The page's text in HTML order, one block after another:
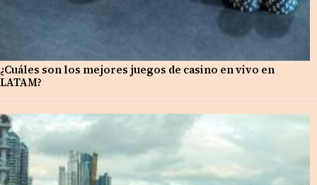
¿Cuáles son los mejores juegos de casino en vivo en
LATAM?